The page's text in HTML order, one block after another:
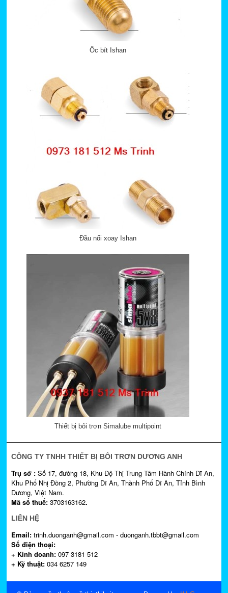
Ốc bít Ishan
Đầu nối xoay Ishan
Thiết bị bôi trơn Simalube multipoint
CÔNG TY TNHH THIẾT BỊ BÔI TRƠN DƯƠNG ANH
Trụ sở : Số 17, đường 18, Khu Độ Thị Trung Tâm Hành Chính Dĩ An,
Khu Phố Nhị Đồng 2, Phường Dĩ An, Thành Phố Dĩ An, Tỉnh Bình
Dương, Việt Nam.
Mã số thuế: 3703163162.
LIÊN HỆ
Email:trinh.duonganh@gmail.com - duonganh.tbbt@gmail.com
Số điện thoại:
+ Kinh doanh: 097 3181 512
+ Kỹ thuật: 034 6257 149